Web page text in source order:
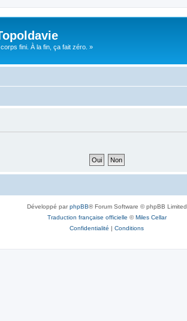
fini. À la fin, ça fait zéro. »
Développé parphpBB® Forum Software © phpBB Limited
Traduction française officielle ©Miles Cellar
Confidentialité | Conditions